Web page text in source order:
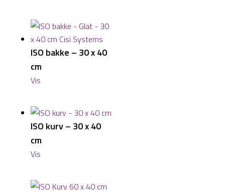
ISO bakke – 30 x 40
cm
Vis
ISO kurv – 30 x 40
cm
Vis